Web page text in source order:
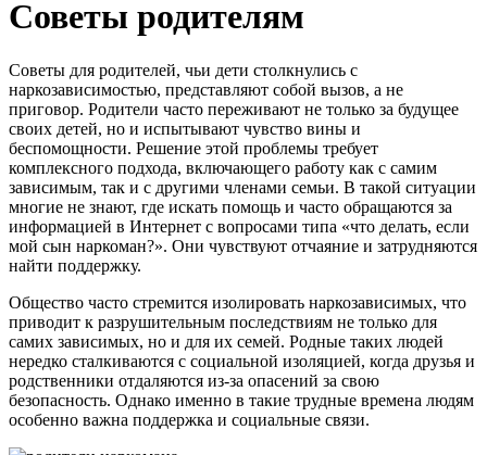
Советы родителям
Советы для родителей, чьи дети столкнулись с
наркозависимостью, представляют собой вызов, а не
приговор. Родители часто переживают не только за будущее
своих детей, но и испытывают чувство вины и
беспомощности. Решение этой проблемы требует
комплексного подхода, включающего работу как с самим
зависимым, так и с другими членами семьи. В такой ситуации
многие не знают, где искать помощь и часто обращаются за
информацией в Интернет с вопросами типа «что делать, если
мой сын наркоман?». Они чувствуют отчаяние и затрудняются
найти поддержку.
Общество часто стремится изолировать наркозависимых, что
приводит к разрушительным последствиям не только для
самих зависимых, но и для их семей. Родные таких людей
нередко сталкиваются с социальной изоляцией, когда друзья и
родственники отдаляются из-за опасений за свою
безопасность. Однако именно в такие трудные времена людям
особенно важна поддержка и социальные связи.